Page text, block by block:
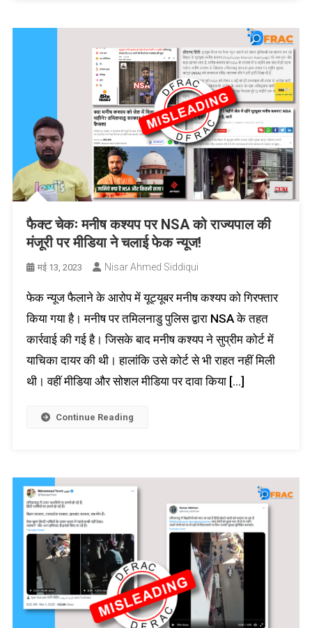
फैक्ट चेकः मनीष कश्यप पर NSA को राज्यपाल की
मंजूरी पर मीडिया ने चलाई फेक न्यूज!
मई 13, 2023 Nisar Ahmed Siddiqui
फेक न्यूज फैलाने के आरोप में यूट्यूबर मनीष कश्यप को गिरफ्तार
किया गया है। मनीष पर तमिलनाडु पुलिस द्वारा NSA के तहत
कार्रवाई की गई है। जिसके बाद मनीष कश्यप ने सुप्रीम कोर्ट में
याचिका दायर की थी। हालांकि उसे कोर्ट से भी राहत नहीं मिली
थी। वहीं मीडिया और सोशल मीडिया पर दावा किया […]
Continue Reading